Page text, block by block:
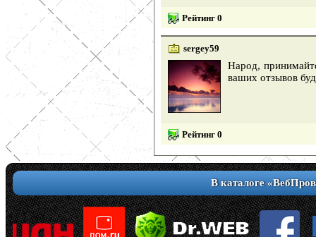
Рейтинг 0
sergey59
Народ,
ваших отзывов
Рейтинг 0
В каталоге